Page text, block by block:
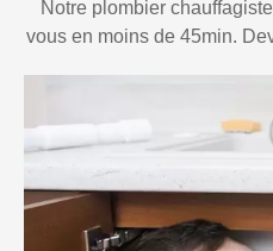
Notre plombier
vous en moins de 45min.